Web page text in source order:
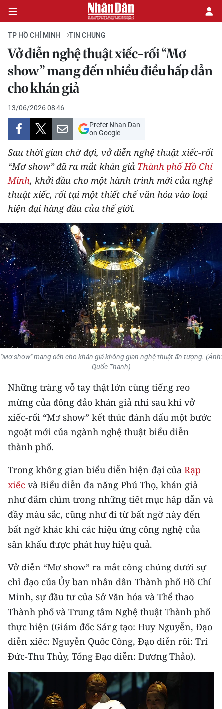
CHÍNH TRỊ
KINH TẾ
VĂN HÓA
XÃ HỘI
PHÁP LUẬT
DU LỊCH
THẾ GIỚI
THỂ THAO
GIÁO DỤC
Y TẾ
KHOA HỌC - CÔNG NGHỆ
MÔI TRƯỜNG
BẠN ĐỌC
TRI THỨC CHUYÊN SÂU
54 DÂN TỘC VIỆT NAM
CHƯƠNG TRÌNH OCOP - MỖI XÃ
RADIO
MEDIA CENTER
E-Magazine
Video
Media Chính trị
Media Kinh tế
Media Văn hóa
Media Xã hội
Media Pháp luật
Media Du lịch
TP HỒ CHÍ MINH TIN CHUNG
Vở diễn nghệ thuật xiếc-rối “Mơ
show” mang đến nhiều điều hấp dẫn
cho khán giả
13/06/2026 08:46
Prefer Nhan Dan
on Google
Sau thời gian chờ đợi, vở diễn nghệ thuật xiếc-rối
“Mơ show” đã ra mắt khán giả Thành phố Hồ Chí
Minh, khởi đầu cho một hành trình mới của nghệ
thuật xiếc, rối tại một thiết chế văn hóa vào loại
hiện đại hàng đầu của thế giới.
"Mơ show" mang đến cho khán giả không gian nghệ thuật ấn tượng. (Ảnh:
Quốc Thanh)
Những tràng vỗ tay thật lớn cùng tiếng reo
mừng của đông đảo khán giả nhí sau khi vở
xiếc-rối “Mơ show” kết thúc đánh dấu một bước
ngoặt mới của ngành nghệ thuật biểu diễn
thành phố.
Trong không gian biểu diễn hiện đại của Rạp
xiếc và Biểu diễn đa năng Phú Thọ, khán giả
như đắm chìm trong những tiết mục hấp dẫn và
đầy màu sắc, cũng như đi từ bất ngờ này đến
bất ngờ khác khi các hiệu ứng công nghệ của
sân khấu được phát huy hiệu quả.
Vở diễn “Mơ show” ra mắt công chúng dưới sự
chỉ đạo của Ủy ban nhân dân Thành phố Hồ Chí
Minh, sự đầu tư của Sở Văn hóa và Thể thao
Thành phố và Trung tâm Nghệ thuật Thành phố
thực hiện (Giám đốc Sáng tạo: Huy Nguyễn, Đạo
diễn xiếc: Nguyễn Quốc Công, Đạo diễn rối: Trí
Đức-Thu Thủy, Tổng Đạo diễn: Dương Thảo).